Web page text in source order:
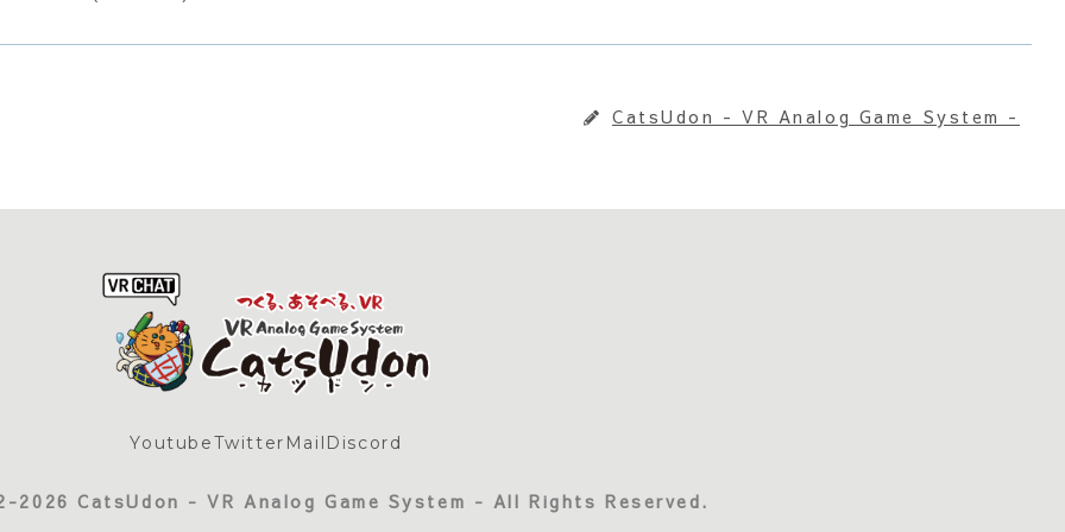
CatsUdon - VR Analog Game System -
YoutubeTwitter Mail Discord
2026 CatsUdon - VR Analog Game System - All Rights Reserved.